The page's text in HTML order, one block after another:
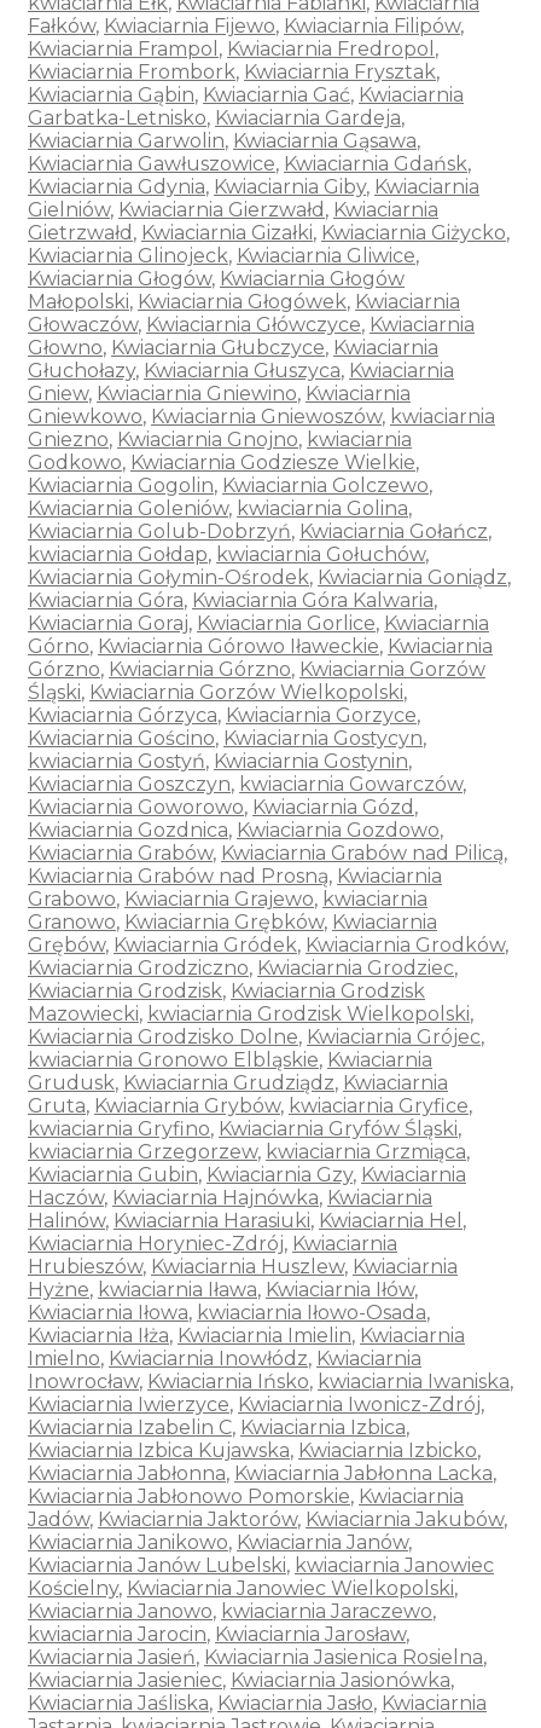
Fałków, Kwiaciarnia Fijewo, Kwiaciarnia Filipów,
Kwiaciarnia Frampol , Kwiaciarnia Fredropol ,
Kwiaciarnia Frombork, Kwiaciarnia Frysztak,
Kwiaciarnia Gąbin, Kwiaciarnia Gać, Kwiaciarnia
Garbatka-Letnisko, Kwiaciarnia Gardeja,
Kwiaciarnia Garwolin, Kwiaciarnia Gąsawa,
Kwiaciarnia Gawłuszowice, Kwiaciarnia Gdańsk,
Kwiaciarnia Gdynia, Kwiaciarnia Giby, Kwiaciarnia
Gielniów, Kwiaciarnia Gierzwałd , Kwiaciarnia
Gietrzwałd , Kwiaciarnia Gizałki, Kwiaciarnia Giżycko,
Kwiaciarnia Glinojeck, Kwiaciarnia Gliwice,
Kwiaciarnia Głogów, Kwiaciarnia Głogów
Małopolski, Kwiaciarnia Głogówek, Kwiaciarnia
Głowaczów, Kwiaciarnia Główczyce, Kwiaciarnia
Głowno, Kwiaciarnia Głubczyce, Kwiaciarnia
Głuchołazy, Kwiaciarnia Głuszyca, Kwiaciarnia
Gniew, Kwiaciarnia Gniewino, Kwiaciarnia
Gniewkowo, Kwiaciarnia Gniewoszów, kwiaciarnia
Gniezno, Kwiaciarnia Gnojno, kwiaciarnia
Godkowo, Kwiaciarnia Godziesze Wielkie,
Kwiaciarnia Gogolin, Kwiaciarnia Golczewo,
Kwiaciarnia Goleniów, kwiaciarnia Golina,
Kwiaciarnia Golub-Dobrzyń, Kwiaciarnia Gołańcz,
kwiaciarnia Gołdap, kwiaciarnia Gołuchów,
Kwiaciarnia Gołymin-Ośrodek, Kwiaciarnia Goniądz,
Kwiaciarnia Góra, Kwiaciarnia Góra Kalwaria,
Kwiaciarnia Goraj, Kwiaciarnia Gorlice, Kwiaciarnia
Górno, Kwiaciarnia Górowo Iławeckie, Kwiaciarnia
Górzno, Kwiaciarnia Górzno, Kwiaciarnia Gorzów
Śląski, Kwiaciarnia Gorzów Wielkopolski,
Kwiaciarnia Górzyca, Kwiaciarnia Gorzyce,
Kwiaciarnia Gościno, Kwiaciarnia Gostycyn,
kwiaciarnia Gostyń, Kwiaciarnia Gostynin,
Kwiaciarnia Goszczyn, kwiaciarnia Gowarczów,
Kwiaciarnia Goworowo, Kwiaciarnia Gózd ,
Kwiaciarnia Gozdnica, Kwiaciarnia Gozdowo,
Kwiaciarnia Grabów, Kwiaciarnia Grabów nad Pilicą,
Kwiaciarnia Grabów nad Prosną, Kwiaciarnia
Grabowo, Kwiaciarnia Grajewo, kwiaciarnia
Granowo, Kwiaciarnia Grębków, Kwiaciarnia
Grębów, Kwiaciarnia Gródek, Kwiaciarnia Grodków,
Kwiaciarnia Grodziczno, Kwiaciarnia Grodziec,
Kwiaciarnia Grodzisk, Kwiaciarnia Grodzisk
Mazowiecki, kwiaciarnia Grodzisk Wielkopolski,
Kwiaciarnia Grodzisko Dolne, Kwiaciarnia Grójec,
kwiaciarnia Gronowo Elbląskie, Kwiaciarnia
Grudusk, Kwiaciarnia Grudziądz, Kwiaciarnia
Gruta, Kwiaciarnia Grybów, kwiaciarnia Gryfice,
kwiaciarnia Gryfino, Kwiaciarnia Gryfów Śląski,
kwiaciarnia Grzegorzew, kwiaciarnia Grzmiąca,
Kwiaciarnia Gubin, Kwiaciarnia Gzy, Kwiaciarnia
Haczów, Kwiaciarnia Hajnówka, Kwiaciarnia
Halinów, Kwiaciarnia Harasiuki, Kwiaciarnia Hel ,
Kwiaciarnia Horyniec-Zdrój, Kwiaciarnia
Hrubieszów, Kwiaciarnia Huszlew, Kwiaciarnia
Hyżne, kwiaciarnia Iława, Kwiaciarnia Iłów,
Kwiaciarnia Iłowa, kwiaciarnia Iłowo-Osada,
Kwiaciarnia Iłża, Kwiaciarnia Imielin, Kwiaciarnia
Imielno, Kwiaciarnia Inowłódz, Kwiaciarnia
Inowrocław, Kwiaciarnia Ińsko, kwiaciarnia Iwaniska,
Kwiaciarnia Iwierzyce, Kwiaciarnia Iwonicz-Zdrój,
Kwiaciarnia Izabelin C, Kwiaciarnia Izbica,
Kwiaciarnia Izbica Kujawska, Kwiaciarnia Izbicko,
Kwiaciarnia Jabłonna, Kwiaciarnia Jabłonna Lacka,
Kwiaciarnia Jabłonowo Pomorskie, Kwiaciarnia
Jadów, Kwiaciarnia Jaktorów, Kwiaciarnia Jakubów,
Kwiaciarnia Janikowo, Kwiaciarnia Janów,
Kwiaciarnia Janów Lubelski, kwiaciarnia Janowiec
Kościelny, Kwiaciarnia Janowiec Wielkopolski,
Kwiaciarnia Janowo, kwiaciarnia Jaraczewo,
kwiaciarnia Jarocin, Kwiaciarnia Jarosław,
Kwiaciarnia Jasień, Kwiaciarnia Jasienica Rosielna,
Kwiaciarnia Jasieniec, Kwiaciarnia Jasionówka,
Kwiaciarnia Jaśliska, Kwiaciarnia Jasło, Kwiaciarnia